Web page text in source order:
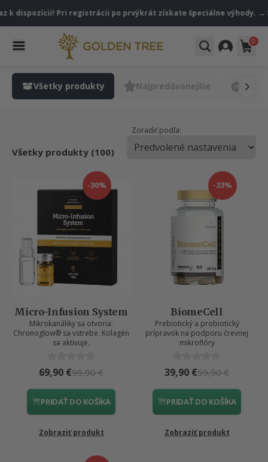
k dispozícii! Pri registrácii po prvýkrát získate špeciálne výhody. →
0
Všetky produkty Najpredávanejšie V
Všetky produkty (100)
Zoradiť podľa:
-30%
Micro-Infusion System
Mikrokanáliky sa otvoria.
Chronoglow® sa vstrebe. Kolagén
sa aktivuje.
69,90 €99,90 €
PRIDAŤ DO KOŠÍKA
Zobraziť produkt
-33%
BiomeCell
Prebiotický a probiotický
prípravok na podporu črevnej
mikroflóry
39,90 €59,90 €
PRIDAŤ DO KOŠÍKA
Zobraziť produkt